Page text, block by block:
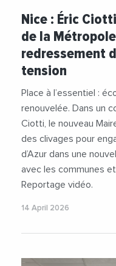
#EricCiotti
#MetropoleDeNice
Nice : Éric
de la
redressement
tension
Place à l’essentiel :
renouvelée. Dans un
Ciotti, le nouveau
des clivages pour
d’Azur dans une
avec les communes
Reportage vidéo.
14 April 2026